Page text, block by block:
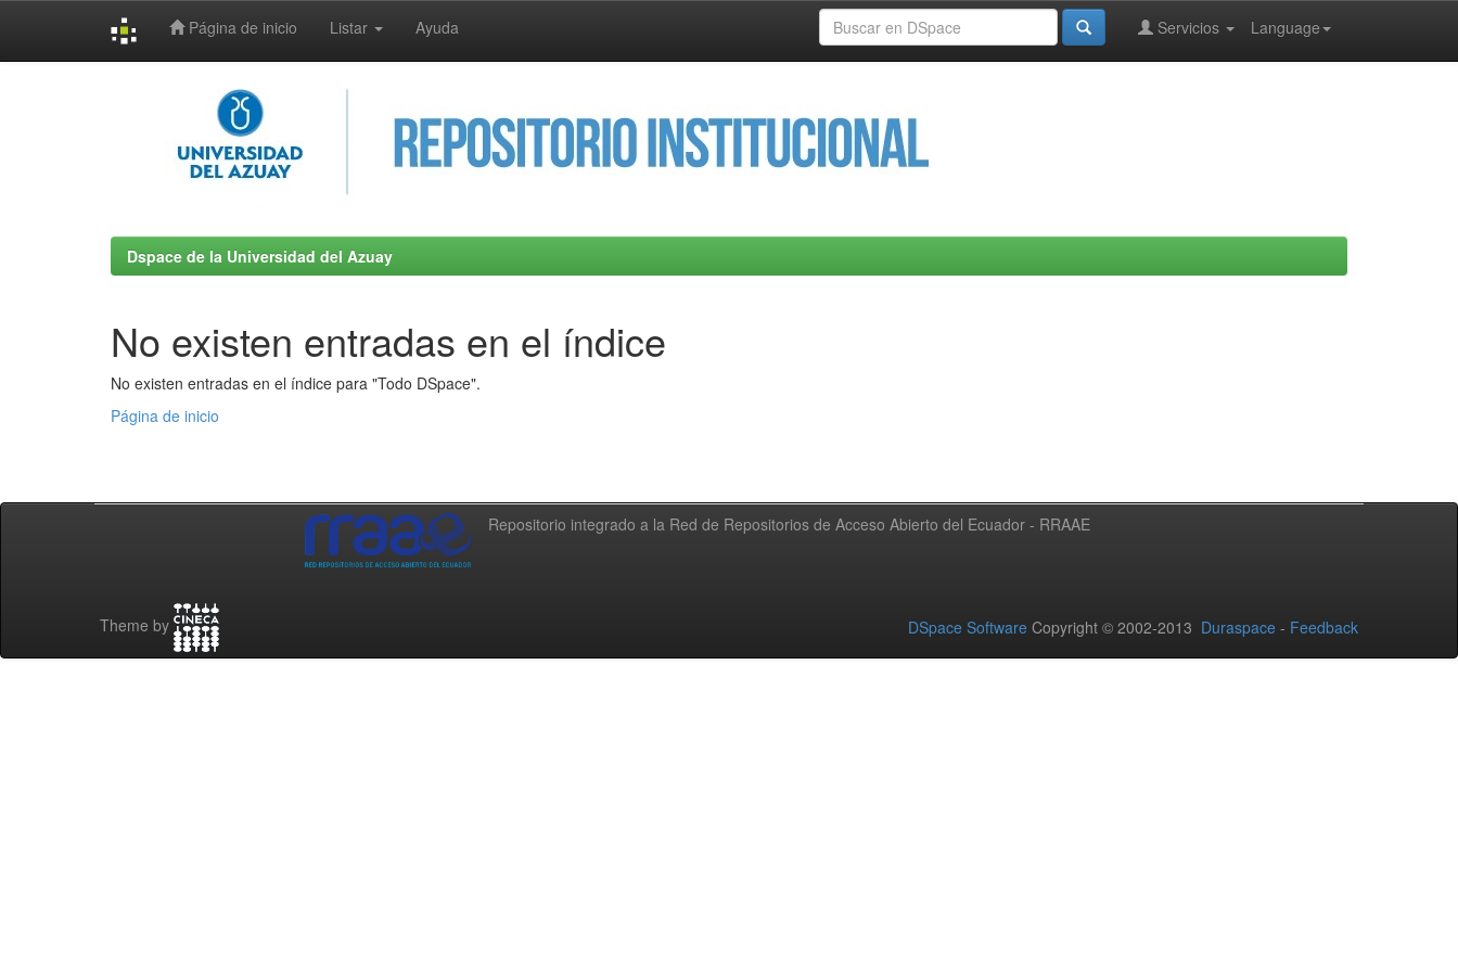
Página de inicio Listar Ayuda Language
Servicios
Dspace de la Universidad del Azuay
No existen entradas en el índice
No existen entradas en el índice para "Todo DSpace".
Página de inicio
Repositorio integrado a la Red de Repositorios de Acceso Abierto del Ecuador - RRAAE
Theme by DSpace Software Copyright © 2002-2013 Duraspace - Feedback